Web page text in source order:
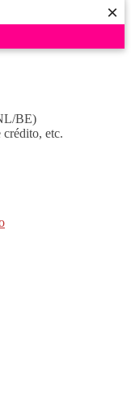
×
BE)
crédito, etc.